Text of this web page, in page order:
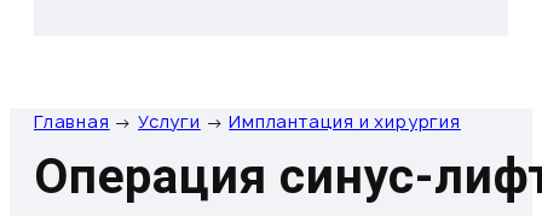
Главная →Услуги →Имплантация и хирургия
Операция синус-